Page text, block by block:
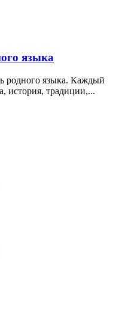
языка
родного языка. Каждый
история, традиции,...